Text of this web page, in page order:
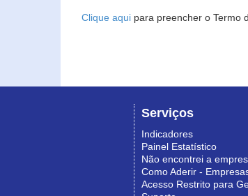
Clique aqui para preencher o Termo
Serviços
Indicadores
Painel Estatístico
Não encontrei a
Como Aderir -
Acesso Restrito para